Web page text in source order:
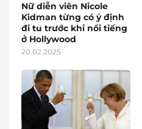
Nữ diễn viên Nicole
Kidman từng có ý định
đi tu trước khi nổi tiếng
ở Hollywood
20.02.2025